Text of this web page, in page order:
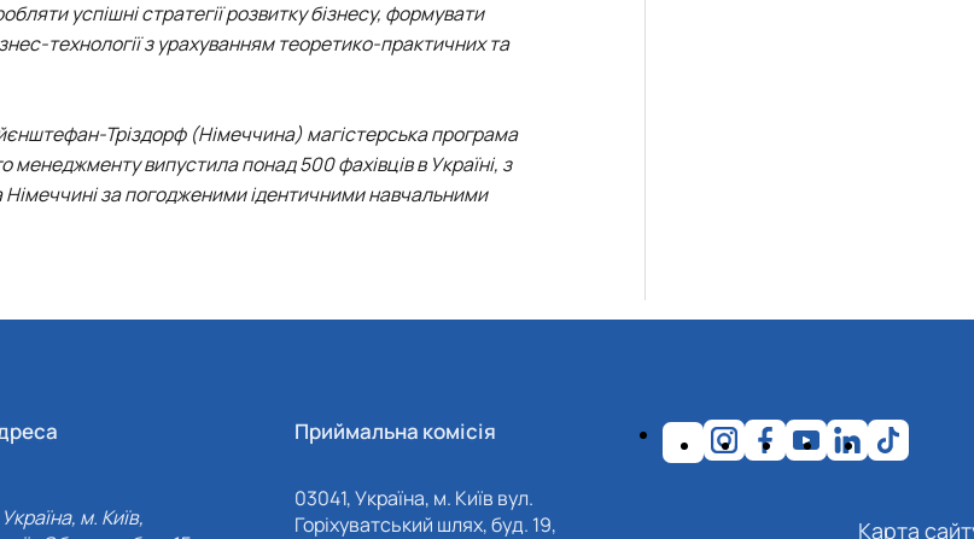
успішні стратегії розвитку бізнесу, формувати
технології з урахуванням теоретико-практичних та
Тріздорф (Німеччина) магістерська програма
випустила понад 500 фахівців в Україні, з
за погодженими ідентичними навчальними
м. Київ,
Приймальна комісія
03041, Україна, м. Київ вул.
Горіхуватський шлях, буд. 19,
Карта